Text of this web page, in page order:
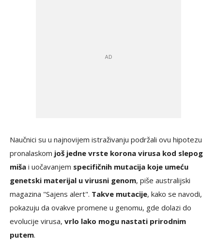
Naučnici su u najnovijem istraživanju podržali ovu hipotezu
pronalaskom još jedne vrste korona virusa kod slepog
miša i uočavanjem specifičnih mutacija koje umeću
genetski materijal u virusni genom, piše australijski
magazina "Sajens alert". Takve mutacije, kako se navodi,
pokazuju da ovakve promene u genomu, gde dolazi do
evolucije virusa, vrlo lako mogu nastati prirodnim
putem.